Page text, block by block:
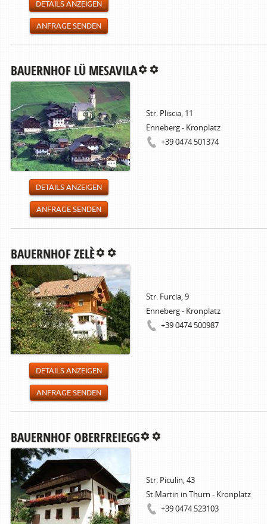
DETAILS ANZEIGEN
ANFRAGE SENDEN
BAUERNHOF LÜ MESAVILA
Str. Pliscia, 11
Enneberg - Kronplatz
+39 0474 501374
DETAILS ANZEIGEN
ANFRAGE SENDEN
BAUERNHOF ZELÈ
Str. Furcia, 9
Enneberg - Kronplatz
+39 0474 500987
DETAILS ANZEIGEN
ANFRAGE SENDEN
BAUERNHOF OBERFREIEGG
Str. Piculin, 43
St.Martin in Thurn - Kronplatz
+39 0474 523103